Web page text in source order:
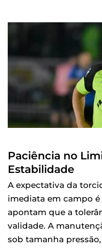
Paciência no
Estabilidade
A expectativa da
imediata em campo
apontam que a
validade. A
sob tamanha